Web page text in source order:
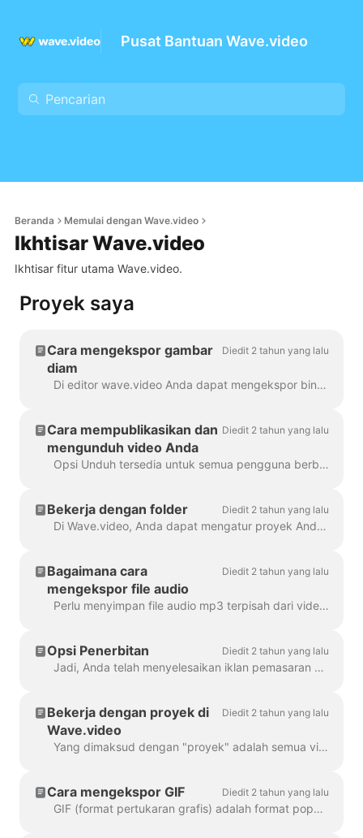
Pusat Bantuan Wave.video
Beranda Memulai dengan Wave.video
Ikhtisar Wave.video
Ikhtisar fitur utama Wave.video.
Proyek saya
Cara mengekspor gambar
diam
Diedit 2 tahun yang lalu
Di editor wave.video Anda dapat mengekspor bingkai apa pun ke format JPG, PNG, atau GIF. Hanya PNG dan GIF yang mendukung transparansi. Bagaimana cara memulainya? Pertama, temukan bingkai ...
Cara mempublikasikan dan
mengunduh video Anda
Diedit 2 tahun yang lalu
Opsi Unduh tersedia untuk semua pengguna berbayar wave.video. Untuk mengunduh video Anda, Anda perlu mengikuti 2 langkah mudah : Opsi A: Langkah ...
Bekerja dengan folder Diedit 2 tahun yang lalu
Di Wave.video, Anda dapat mengatur proyek Anda ke dalam folder. Dengan cara ini, akan lebih mudah untuk mencari proyek Anda. Untuk membuat folder baru, Anda perlu ...
Bagaimana cara
mengekspor file audio
Diedit 2 tahun yang lalu
Perlu menyimpan file audio mp3 terpisah dari video Anda untuk podcast Anda, atau Anda hanya ingin menggunakannya sebagai pengisi suara? Sangat mudah dengan wave.video! Pertama,...
Opsi Penerbitan Diedit 2 tahun yang lalu
Jadi, Anda telah menyelesaikan iklan pemasaran digital Anda, dan Anda siap untuk membagikannya kepada dunia. Sekarang apa? Saatnya mempublikasikan! Di Wave.video ed...
Bekerja dengan proyek di
Wave.video
Diedit 2 tahun yang lalu
Yang dimaksud dengan "proyek" adalah semua video yang dibuat di Wave.video. Berikut ini cara membuat proyek baru. Anda dapat memilih dan menyesuaikan templat video di halaman...
Cara mengekspor GIF Diedit 2 tahun yang lalu
GIF (format pertukaran grafis) adalah format populer yang digunakan sejak akhir 1980-an untuk berbagi gambar dan animasi pendek. GIF hanya dapat menyimpan 256 warna, yang mana ...